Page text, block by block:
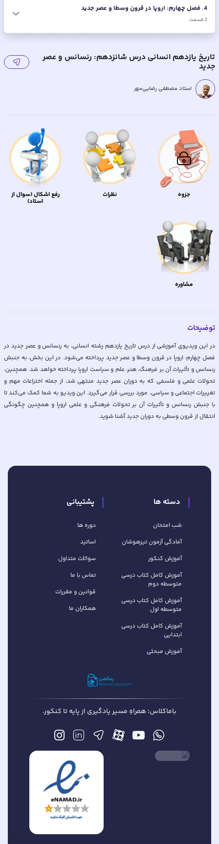
4
. فصل چهارم: اروپا در قرون وسطا و عصر جدید
2قسمت
تاریخ یازدهم انسانی درس شانزدهم: رنسانس و عصر
جدید
استاد مصطفی رضایی‌مهر
جزوه نظرات رفع اشکال (سوال از
استاد)
مشاوره
توضیحات
در این ویدیوی آموزشی از درس تاریخ یازدهم رشته انسانی، به رنسانس و عصر جدید در
فصل چهارم: اروپا در قرون وسطا و عصر جدید پرداخته می‌شود. در این بخش، به جنبش
رنسانس و تأثیرات آن بر فرهنگ، هنر، علم و سیاست اروپا پرداخته خواهد شد. همچنین،
تحولات علمی و فلسفی که به دوران عصر جدید منتهی شد، از جمله اختراعات مهم و
تغییرات اجتماعی و سیاسی، مورد بررسی قرار می‌گیرد. این ویدیو به شما کمک می‌کند تا
با جنبش رنسانس و تأثیرات آن بر تحولات فرهنگی و علمی اروپا و همچنین چگونگی
انتقال از قرون وسطی به دوران جدید آشنا شوید.
دسته ها
شب امتحان
آمادگی آزمون تیزهوشان
آموزش کنکور
آموزش کامل کتاب‌ درسی
متوسطه دوم
آموزش کامل کتاب‌ درسی
متوسطه اول
آموزش کامل کتاب درسی
ابتدایی
آموزش مبحثی
پشتیبانی
دوره ها
اساتید
سوالات متداول
تماس با ما
قوانین و مقررات
همکاران ما
باماکلاس؛ همراهِ مسیر یادگیری از پایه تا کنکور.